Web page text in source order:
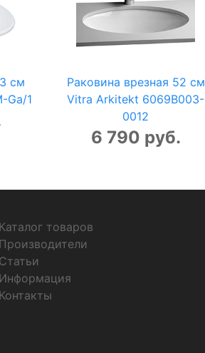
см
Ga/1
Раковина врезная 52 см
Vitra Arkitekt 6069B003-
0012
6 790 руб.
Каталог товаров
Производители
Статьи
Информация
Контакты